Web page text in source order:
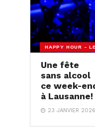
HAPPY HOUR -
Une fête
sans alcool
ce week-
à Lausanne!
23 JANVIER 2026